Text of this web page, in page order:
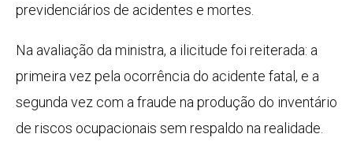
previdenciários de acidentes e mortes.
Na avaliação da ministra, a ilicitude foi reiterada: a
primeira vez pela ocorrência do acidente fatal, e a
segunda vez com a fraude na produção do inventário
de riscos ocupacionais sem respaldo na realidade.